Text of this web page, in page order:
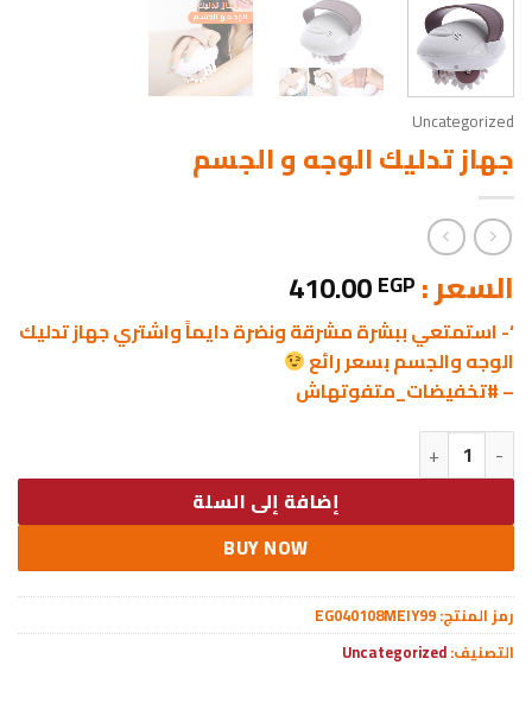
Uncategorized
جهاز تدليك الوجه و الجسم
السعر : 410.00EGP
‘- استمتعي ببشرة مشرقة ونضرة دايماً واشتري جهاز تدليك
الوجه والجسم بسعر رائع
– #تخفيضات_متفوتهاش
كمية جهاز تدليك الوجه و الجسم
إضافة إلى السلة
BUY NOW
رمز المنتج:EG040108MEIY99
التصنيف:Uncategorized